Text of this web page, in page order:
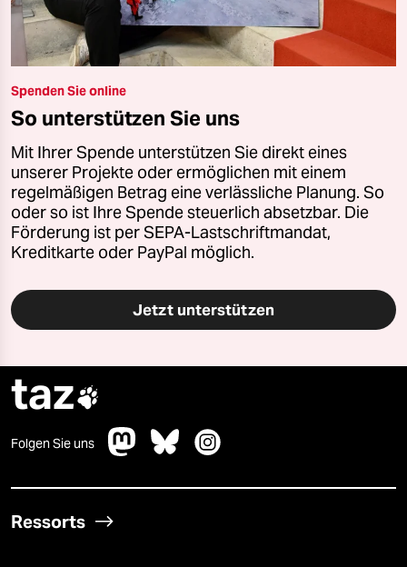
Spenden Sie online
So unterstützen Sie uns
Mit Ihrer Spende unterstützen Sie direkt eines
unserer Projekte oder ermöglichen mit einem
regelmäßigen Betrag eine verlässliche Planung. So
oder so ist Ihre Spende steuerlich absetzbar. Die
Förderung ist per SEPA-Lastschriftmandat,
Kreditkarte oder PayPal möglich.
Jetzt unterstützen
taz
Folgen Sie uns
Ressorts